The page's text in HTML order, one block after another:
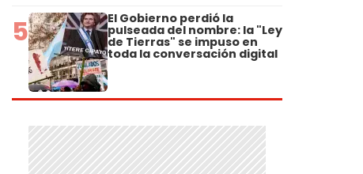
5 El Gobierno perdió la
pulseada del nombre: la "Ley
de Tierras" se impuso en
toda la conversación digital